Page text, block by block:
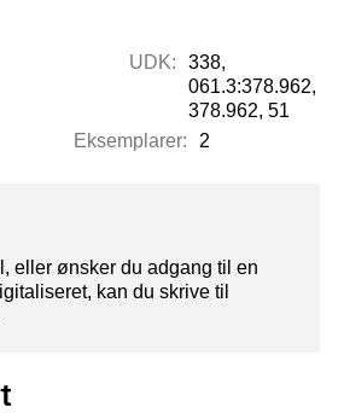
UDK:
338,
061.3:378.962,
378.962, 51
Eksemplarer:
2
eller ønsker du adgang til en
kan du skrive til